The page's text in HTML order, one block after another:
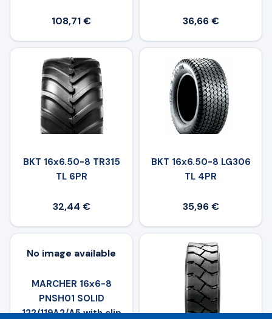
108,71 € 36,66 €
BKT 16x6.50-8 TR315
TL 6PR
32,44 €
BKT 16x6.50-8 LG306
TL 4PR
35,96 €
No image available
MARCHER 16x6-8
PNSH01 SOLID
122/119A2/A5 with clip